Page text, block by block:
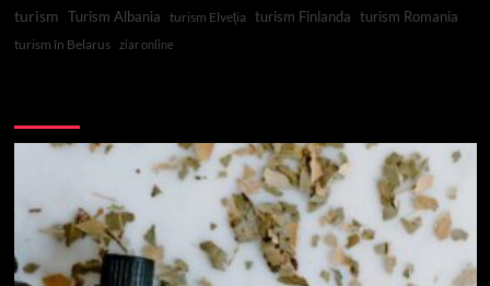
turism Turism Albania turism Elveția turism Finlanda turism Romania
turism în Belarus ziar online